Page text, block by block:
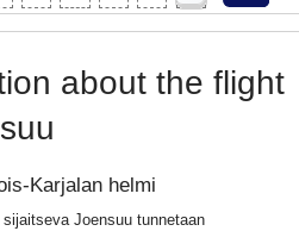
about the flight
Karjalan helmi
Joensuu tunnetaan